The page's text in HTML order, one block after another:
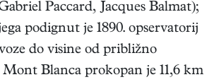
Paccard, Jacques Balmat);
podignut je 1890. opservatorij
do visine od približno
Mont Blanca prokopan je 11,6 km